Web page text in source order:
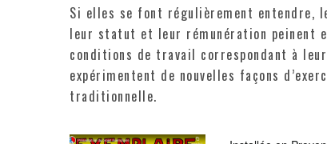
Si elles se font régulièrement entendre,
leur statut et leur rémunération peinent
conditions de travail correspondant à
expérimentent de nouvelles façons
traditionnelle.